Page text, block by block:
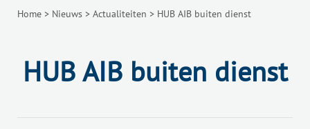
Home > Nieuws > Actualiteiten > HUB AIB buiten dienst
HUB AIB buiten dienst